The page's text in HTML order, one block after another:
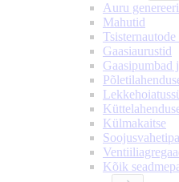
Auru
Mahutid
Gaasiaurustid
Gaasipumbad
Külmakaitse
Kõik